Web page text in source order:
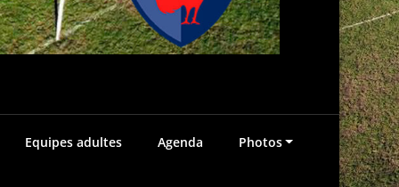
Ecole
de
Rugby
Equipes adultes Agenda Photos